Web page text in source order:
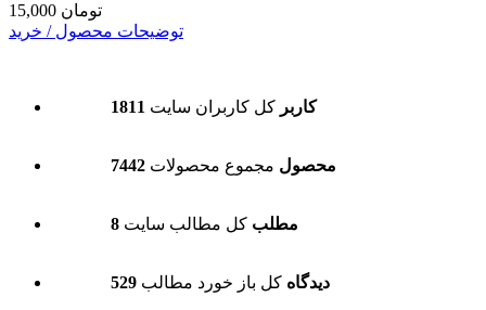
15,000 تومان
توضیحات محصول / خرید
1811 کاربر کل کاربران سایت
7442 محصول مجموع محصولات
8 مطلب کل مطالب سایت
529 دیدگاه کل باز خورد مطالب